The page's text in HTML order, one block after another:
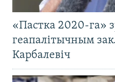
«Пастка 2020-га»
геапалітычным
Карбалевіч